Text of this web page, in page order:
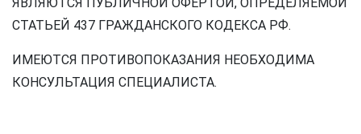
СТАТЬЕЙ 437 ГРАЖДАНСКОГО КОДЕКСА РФ.
ИМЕЮТСЯ ПРОТИВОПОКАЗАНИЯ НЕОБХОДИМА
КОНСУЛЬТАЦИЯ СПЕЦИАЛИСТА.